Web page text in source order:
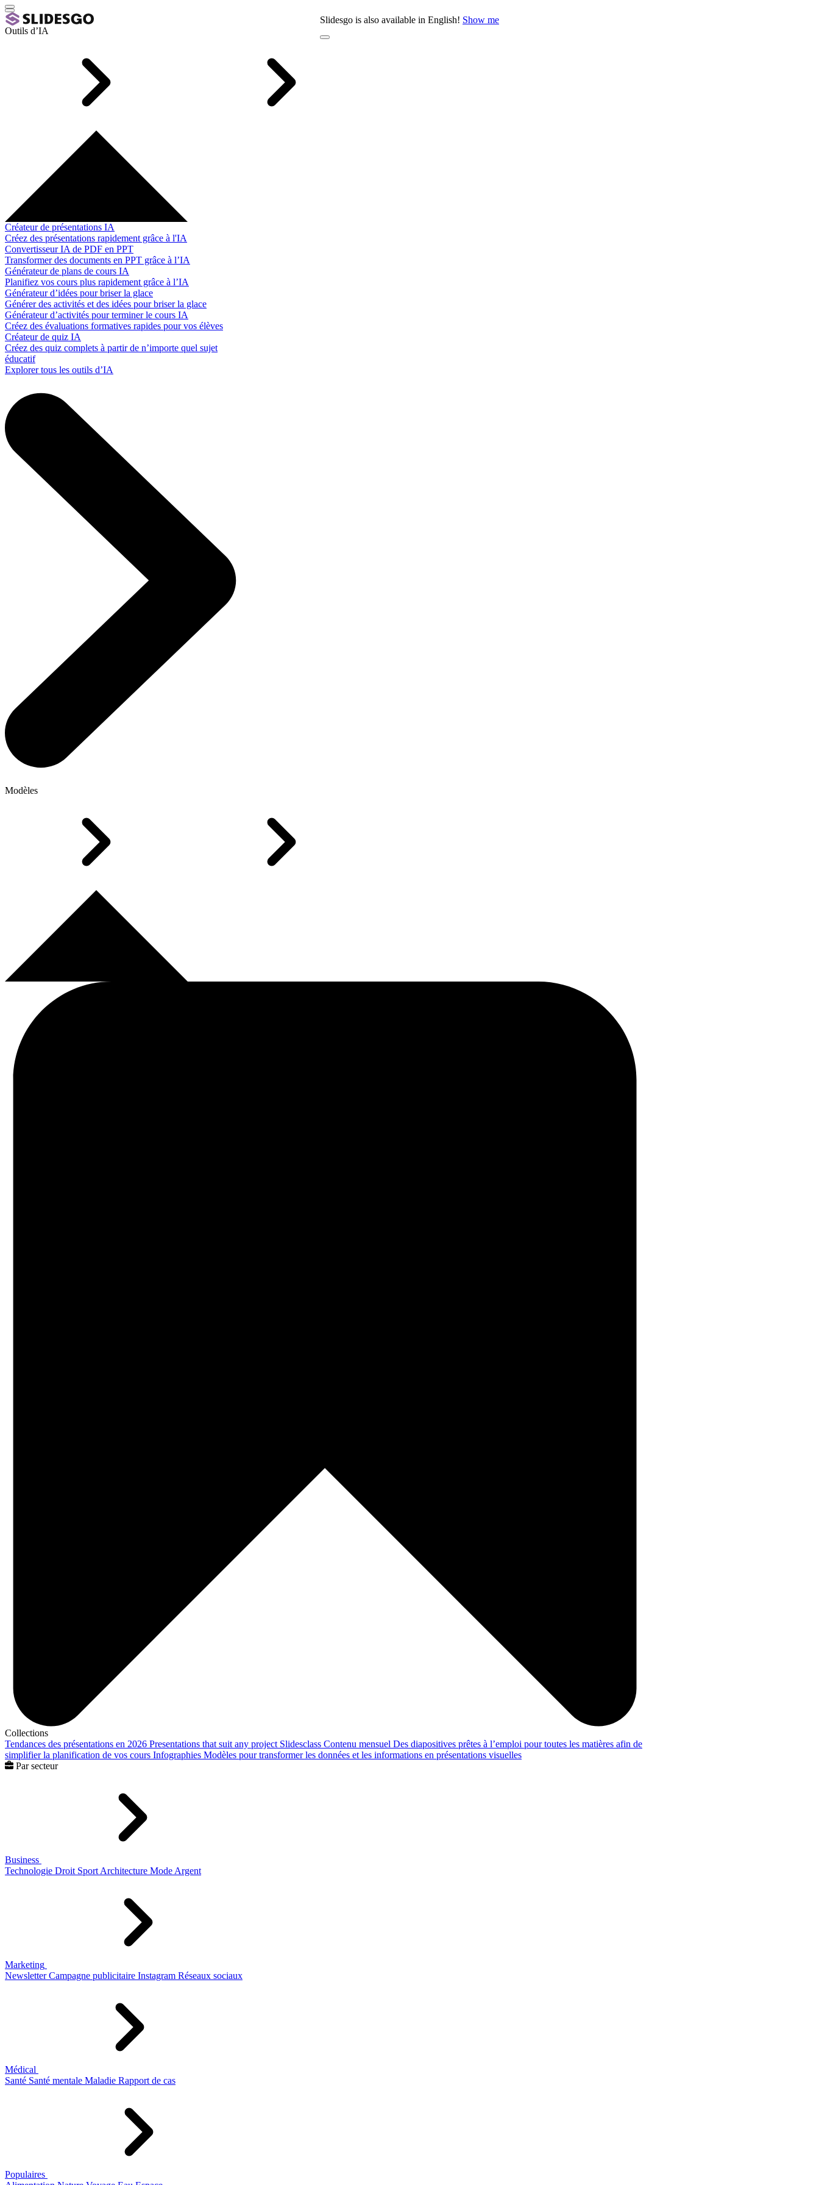
Slidesgo is also available in English! Show me
Outils d’IA
Créateur de présentations IA
Créez des présentations rapidement grâce à l'IA
Convertisseur IA de PDF en PPT
Transformer des documents en PPT grâce à l’IA
Générateur de plans de cours IA
Planifiez vos cours plus rapidement grâce à l’IA
Générateur d’idées pour briser la glace
Générer des activités et des idées pour briser la glace
Générateur d’activités pour terminer le cours IA
Créez des évaluations formatives rapides pour vos élèves
Créateur de quiz IA
Créez des quiz complets à partir de n’importe quel sujet
éducatif
Explorer tous les outils d’IA
Modèles
Collections
Tendances des présentations en 2026 Presentations that suit any project Slidesclass Contenu mensuel Des diapositives prêtes à l’emploi pour toutes les matières afin de
simplifier la planification de vos cours Infographies Modèles pour transformer les données et les informations en présentations visuelles
Par secteur
Business
Technologie Droit Sport Architecture Mode Argent
Marketing
Newsletter Campagne publicitaire Instagram Réseaux sociaux
Médical
Santé Santé mentale Maladie Rapport de cas
Populaires